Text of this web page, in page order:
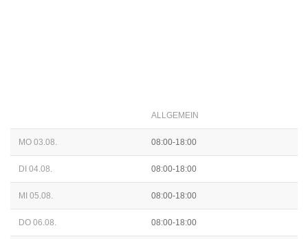
ALLGEMEIN
MO 03.08. 08:00-18:00
DI 04.08. 08:00-18:00
MI 05.08. 08:00-18:00
DO 06.08. 08:00-18:00